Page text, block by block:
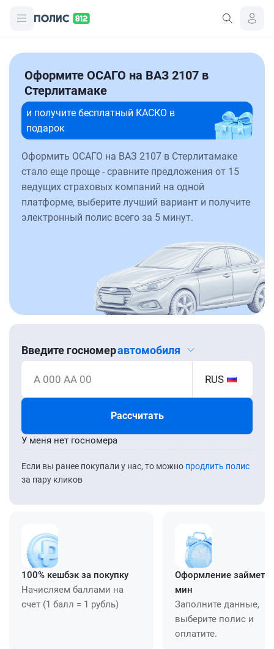
Оформите ОСАГО на ВАЗ 2107 в
Стерлитамаке
и получите бесплатный КАСКО в
подарок
Оформить ОСАГО на ВАЗ 2107 в Стерлитамаке
стало еще проще - сравните предложения от 15
ведущих страховых компаний на одной
платформе, выберите лучший вариант и получите
электронный полис всего за 5 минут.
Введите госномеравтомобиля
А 000 АА 00 RUS
Рассчитать
Если вы ранее покупали у нас, то можно продлить полис
за пару кликов
У меня нет госномера
100% кешбэк за покупку
Начисляем баллами на
счет (1 балл = 1 рубль)
Оформление займет
мин
Заполните данные,
выберите полис и
оплатите.